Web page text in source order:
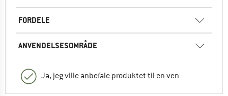
FORDELE
ANVENDELSESOMRÅDE
Ja, jeg ville anbefale produktet til en ven